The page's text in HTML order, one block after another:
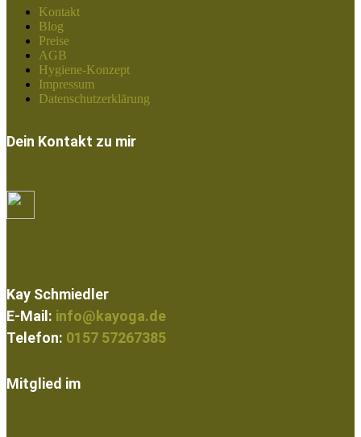
Kontakt
Blog
Preise
AGB
Hygiene-Konzept
Impressum
Datenschutzerklärung
Dein Kontakt zu mir
Kay Schmiedler
E-Mail: info@kayoga.de
Telefon: 0157 57267385
Mitglied im